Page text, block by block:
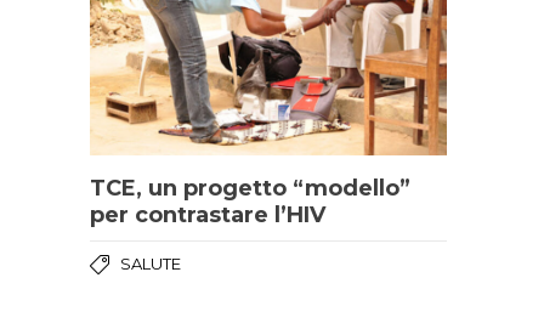
TCE, un progetto “modello”
per contrastare l’HIV
SALUTE